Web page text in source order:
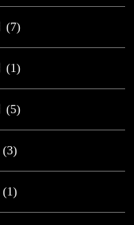
(7)
(1)
(5)
(3)
(1)